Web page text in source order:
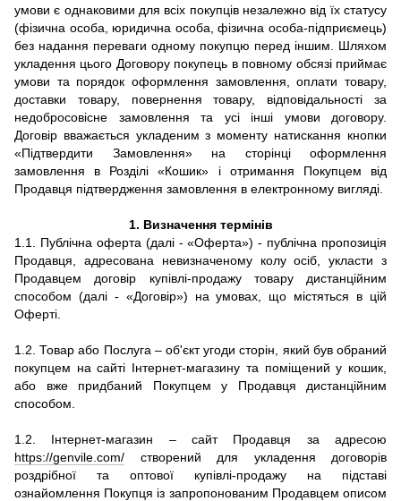
умови є однаковими для всіх покупців незалежно від їх статусу
(фізична особа, юридична особа, фізична особа-підприємець)
без надання переваги одному покупцю перед іншим. Шляхом
укладення цього Договору покупець в повному обсязі приймає
умови та порядок оформлення замовлення, оплати товару,
доставки товару, повернення товару, відповідальності за
недобросовісне замовлення та усі інші умови договору.
Договір вважається укладеним з моменту натискання кнопки
«Підтвердити Замовлення» на сторінці оформлення
замовлення в Розділі «Кошик» і отримання Покупцем від
Продавця підтвердження замовлення в електронному вигляді.
1. Визначення термінів
1.1.
Публічна оферта (далі - «Оферта») - публічна пропозиція
Продавця, адресована невизначеному колу осіб, укласти з
Продавцем договір купівлі-продажу товару дистанційним
способом (далі - «Договір») на умовах, що містяться в цій
Оферті.
1.2. Товар або Послуга – об'єкт угоди сторін, який був обраний
покупцем на сайті Інтернет-магазину та поміщений у кошик,
або вже придбаний Покупцем у Продавця дистанційним
способом.
1.2. Інтернет-магазин – сайт Продавця за адресою
https://genvile.com/
створений для укладення договорів
роздрібної та оптової купівлі-продажу на підставі
ознайомлення Покупця із запропонованим Продавцем описом